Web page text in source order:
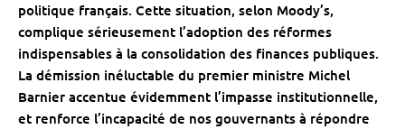
politique français. Cette situation, selon Moody’s,
complique sérieusement l’adoption des réformes
indispensables à la consolidation des finances publiques.
La démission inéluctable du premier ministre Michel
Barnier accentue évidemment l’impasse institutionnelle,
et renforce l’incapacité de nos gouvernants à répondre